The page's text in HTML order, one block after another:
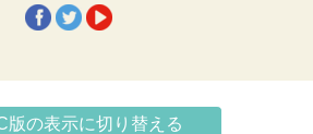
版の表示に切り替える